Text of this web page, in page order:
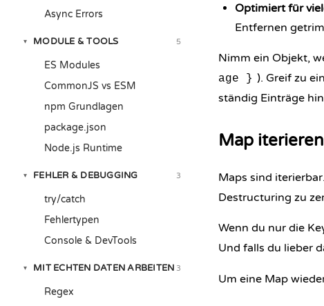
Async Errors
▾ MODULE & TOOLS 5
ES Modules
CommonJS vs ESM
npm Grundlagen
package.json
Node.js Runtime
▾ FEHLER & DEBUGGING 3
try/catch
Fehlertypen
Console & DevTools
▾ MIT ECHTEN DATEN ARBEITEN 3
Regex
Optimiert für
Entfernen
Nimm ein Objekt,
age } ). Greif zu
ständig Einträge
Map
Maps sind
Destructuring zu
Wenn du nur die
Und falls du lieber
Um eine Map